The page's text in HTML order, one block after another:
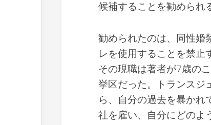
候補することを勧められ
勧められたのは、同性婚
レを使用することを禁止
その現職は著者が7歳の
挙区だった。トランスジ
ら、自分の過去を暴かれ
社を雇い、自分にどのよ